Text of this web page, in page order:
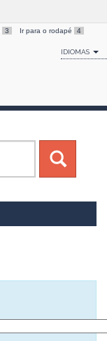
3 Ir para o rodapé 4
IDIOMAS